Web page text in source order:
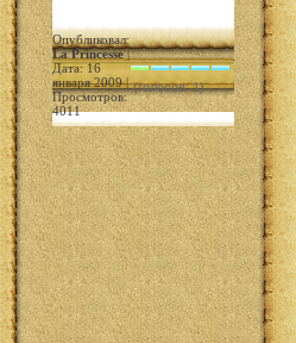
Опубликовал:
La Princesse|
Дата: 16
января 2009 |
Просмотров:
4011
(голосов: 1)